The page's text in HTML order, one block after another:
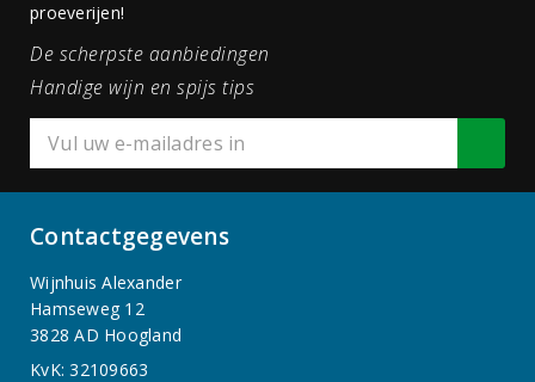
proeverijen!
De scherpste aanbiedingen
Handige wijn en spijs tips
Contactgegevens
Wijnhuis Alexander
Hamseweg 12
3828 AD Hoogland
KvK: 32109663